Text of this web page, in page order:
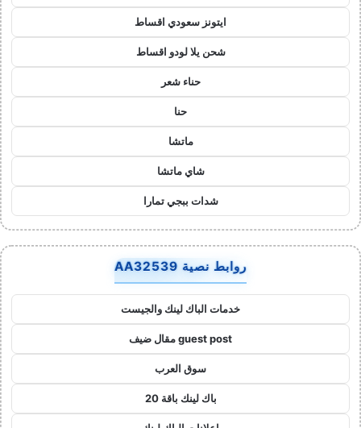
ايتونز سعودي اقساط
شحن يلا لودو اقساط
حناء شعر
حنا
ماتشا
شاي ماتشا
شدات ببجي تمارا
روابط نصية AA32539
خدمات الباك لينك والجيست
guest post مقال ضيف
سوق العرب
باك لينك باقة 20